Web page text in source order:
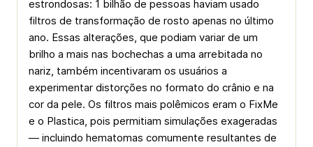
estrondosas: 1 bilhão de pessoas haviam usado
filtros de transformação de rosto apenas no último
ano. Essas alterações, que podiam variar de um
brilho a mais nas bochechas a uma arrebitada no
nariz, também incentivaram os usuários a
experimentar distorções no formato do crânio e na
cor da pele. Os filtros mais polêmicos eram o FixMe
e o Plastica, pois permitiam simulações exageradas
— incluindo hematomas comumente resultantes de